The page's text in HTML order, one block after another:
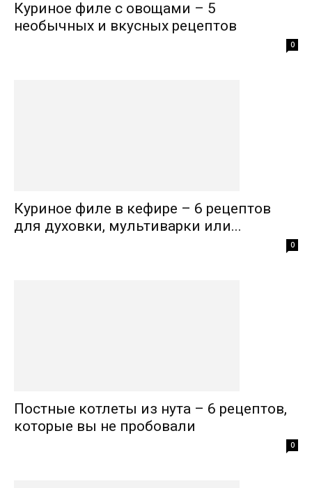
Куриное филе с овощами – 5
необычных и вкусных рецептов
0
Куриное филе в кефире – 6 рецептов
для духовки, мультиварки или...
0
Постные котлеты из нута – 6 рецептов,
которые вы не пробовали
0